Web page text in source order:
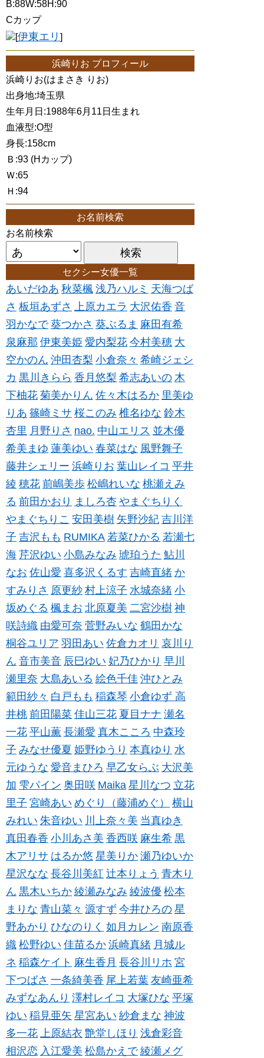
B:88W:58H:90
Cカップ
[伊東エリ ]
浜崎りお プロフィール
浜崎りお(はまさき りお)
出身地:埼玉県
生年月日:1988年6月11日生まれ
血液型:O型
身長:158cm
Ｂ:93 (Hカップ)
Ｗ:65
Ｈ:94
お名前検索
お名前検索
セクシー女優一覧
あいだゆあ 秋菜楓 浅乃ハルミ 天海つば
さ 板垣あずさ 上原カエラ 大沢佑香 音
羽かなで 葵つかさ 葵ぶるま 麻田有希
泉麻那 伊東美姫 愛内梨花 今村美穂 大
空かのん 沖田杏梨 小倉奈々 希崎ジェシ
カ 黒川きらら 香月悠梨 希志あいの 木
下柚花 菊美かりん 佐々木はるか 里美ゆ
りあ 篠崎ミサ 桜このみ 椎名ゆな 鈴木
杏里 月野りさ nao. 中山エリス 並木優
希美まゆ 蓮美ゆい 春菜はな 風野舞子
藤井シェリー 浜崎りお 葉山レイコ 平井
綾 穂花 前嶋美歩 松嶋れいな 桃瀬えみ
る 前田かおり ましろ杏 やまぐちりく
やまぐちりこ 安田美樹 矢野沙紀 吉川洋
子 吉沢もも RUMIKA 若菜ひかる 若瀬七
海 芹沢ゆい 小島みなみ 琥珀うた 鮎川
なお 佐山愛 喜多沢くるす 吉崎直緒 か
すみりさ 原更紗 村上涼子 水城奈緒 小
坂めぐる 楓まお 北原夏美 二宮沙樹 神
咲詩織 由愛可奈 菅野みいな 鶴田かな
桐谷ユリア 羽田あい 佐倉カオリ 哀川り
ん 音市美音 辰巳ゆい 妃乃ひかり 早川
瀬里奈 大島あいる 絵色千佳 沖ひとみ
範田紗々 白戸もも 稲森琴 小倉ゆず 高
井桃 前田陽菜 佳山三花 夏目ナナ 瀬名
一花 平山薫 長瀬愛 真木こころ 中森玲
子 みなせ優夏 姫野ゆうり 本真ゆり 水
元ゆうな 愛音まひろ 早乙女らぶ 大沢美
加 雫パイン 奥田咲 Maika 星川なつ 立花
里子 宮崎あい めぐり（藤浦めぐ）
横山
みれい 朱音ゆい 川上奈々美 当真ゆき
真田春香 小川あさ美 香西咲 麻生希 黒
木アリサ はるか悠 星美りか 瀬乃ゆいか
星沢なな 長谷川美紅 辻本りょう 青木り
ん 黒木いちか 綾瀬みなみ 綾波優 松本
まりな 青山菜々 源すず 今井ひろの 星
野あかり ひなのりく 如月カレン 南原香
織 松野ゆい 佳苗るか 浜崎真緒 月城ル
ネ 稲森ケイト 麻生香月 長谷川リホ 宮
下つばさ 一条綺美香 尾上若葉 友崎亜希
みずなあんり 澤村レイコ 大塚ひな 平塚
ゆい 稲見亜矢 星宮あい 紗倉まな 神波
多一花 上原結衣 艶堂しほり 浅倉彩音
相沢恋 入江愛美 松島かえで 綾瀬メグ